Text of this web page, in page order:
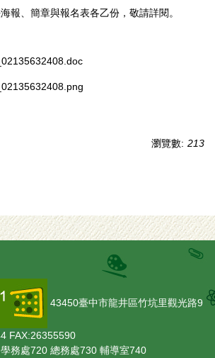
報、簡章與報名表各乙份，敬請詳閱。
瀏覽數: 213
43450臺中市龍井區竹坑里觀光路9
FAX:26355590
務處720 總務處730 輔導室740